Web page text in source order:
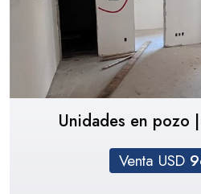
Unidades en pozo
Venta USD